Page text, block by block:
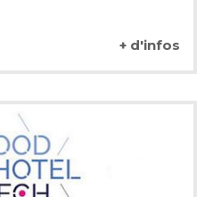
+ d'infos